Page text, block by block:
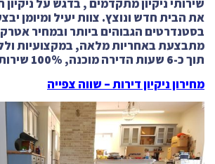
שירותי ניקיון מתקדמים , בדגש על
את הבית חדש ונוצץ. צוות יעיל ומיומן
בסטנדרטים הגבוהים ביותר ובמחיר
מתבצעת באחריות מלאה, במקצועיות
תוך כ-6 שעות הדירה מוכנה, 100% שירות ואמינות!
מחירון ניקיון דירות – שווה צפייה